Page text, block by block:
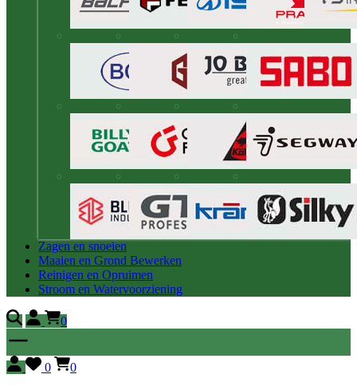
Zagen en snoeien
Maaien en Grond Bewerken
Reinigen en Opruimen
Stroom en Watervoorziening
0
0
0